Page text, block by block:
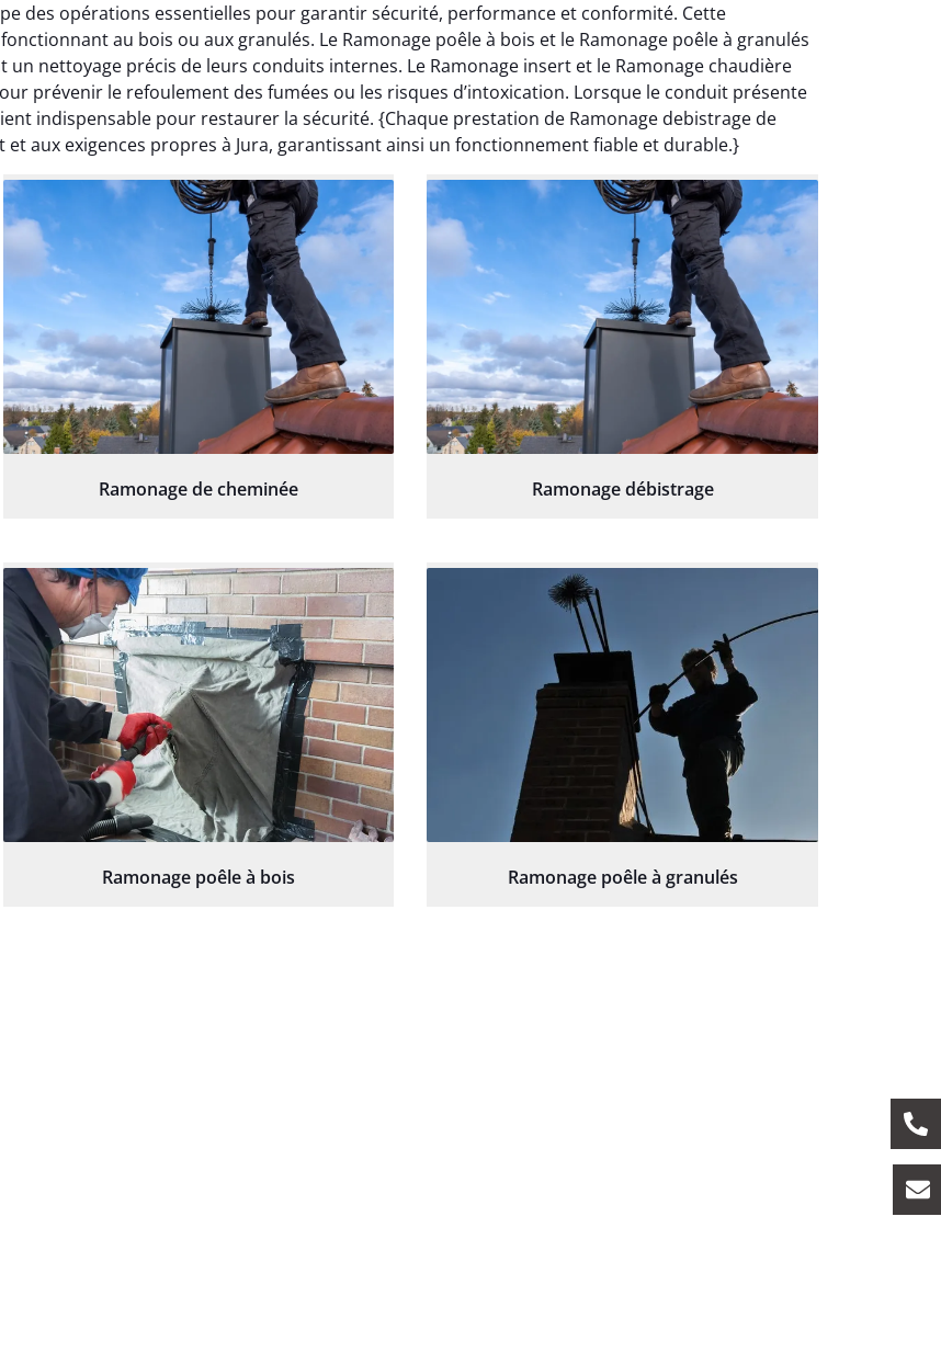
des opérations essentielles pour garantir sécurité, performance et conformité. Cette
au bois ou aux granulés. Le Ramonage poêle à bois et le Ramonage poêle à granulés
nettoyage précis de leurs conduits internes. Le Ramonage insert et le Ramonage chaudière
prévenir le refoulement des fumées ou les risques d’intoxication. Lorsque le conduit présente
indispensable pour restaurer la sécurité. {Chaque prestation de Ramonage debistrage de
et aux exigences propres à Jura, garantissant ainsi un fonctionnement fiable et durable.}
Ramonage de cheminée Ramonage débistrage
Ramonage poêle à bois Ramonage poêle à granulés